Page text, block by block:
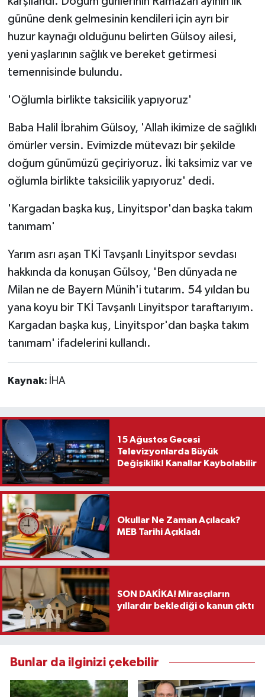
gününe denk gelmesinin kendileri için ayrı bir
huzur kaynağı olduğunu belirten Gülsoy ailesi,
yeni yaşlarının sağlık ve bereket getirmesi
temennisinde bulundu.
'Oğlumla birlikte taksicilik yapıyoruz'
Baba Halil İbrahim Gülsoy, 'Allah ikimize de sağlıklı
ömürler versin. Evimizde mütevazı bir şekilde
doğum günümüzü geçiriyoruz. İki taksimiz var ve
oğlumla birlikte taksicilik yapıyoruz' dedi.
'Kargadan başka kuş, Linyitspor'dan başka takım
tanımam'
Yarım asrı aşan TKİ Tavşanlı Linyitspor sevdası
hakkında da konuşan Gülsoy, 'Ben dünyada ne
Milan ne de Bayern Münih'i tutarım. 54 yıldan bu
yana koyu bir TKİ Tavşanlı Linyitspor taraftarıyım.
Kargadan başka kuş, Linyitspor'dan başka takım
tanımam' ifadelerini kullandı.
Kaynak: İHA
15 Ağustos Gecesi
Televizyonlarda Büyük
Değişiklik! Kanallar Kaybolabilir
Okullar Ne Zaman Açılacak?
MEB Tarihi Açıkladı
SON DAKİKA! Mirasçıların
yıllardır beklediği o kanun çıktı
Bunlar da ilginizi çekebilir